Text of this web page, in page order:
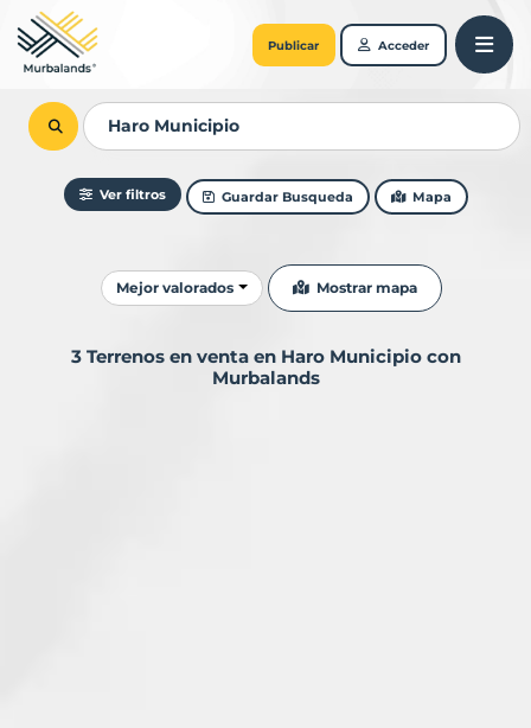
Publicar Acceder
Ver filtros Guardar Busqueda Mapa
Ordenar resultados
Mejor valorados Mostrar mapa
3 Terrenos en venta en Haro Municipio con
Murbalands